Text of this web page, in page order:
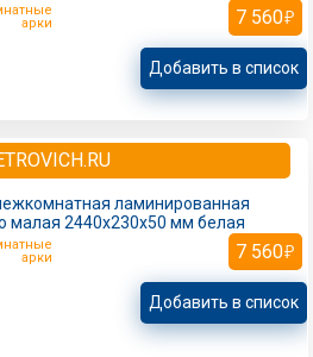
арки
7 560
Добавить в список
ламинированная
малая 2440х230х50 мм белая
арки
7 560
Добавить в список